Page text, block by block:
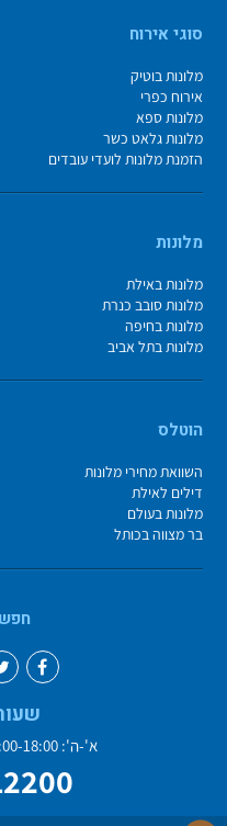
סוגי אירוח
מלונות בוטיק
אירוח כפרי
מלונות ספא
מלונות גלאט כשר
הזמנת מלונות לועדי עובדים
מלונות
מלונות באילת
מלונות סובב כנרת
מלונות בחיפה
מלונות בתל אביב
הוטלס
השוואת מחירי מלונות
דילים לאילת
מלונות בעולם
בר מצווה בכותל
א'-ה': 09:00-18:00, שישי: 09:00-13:00